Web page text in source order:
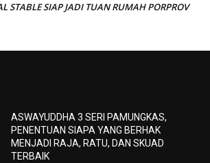
STABLE SIAP JADI TUAN RUMAH PORPROV
ASWAYUDDHA 3 SERI PAMUNGKAS,
PENENTUAN SIAPA YANG BERHAK
MENJADI RAJA, RATU, DAN SKUAD
TERBAIK